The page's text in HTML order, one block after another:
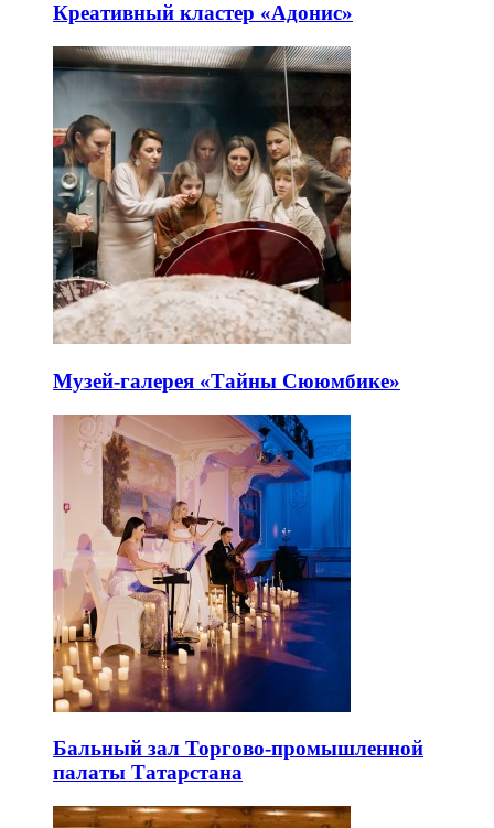
Креативный кластер «Адонис»
Музей-галерея «Тайны Сююмбике»
Бальный зал Торгово-промышленной
палаты Татарстана